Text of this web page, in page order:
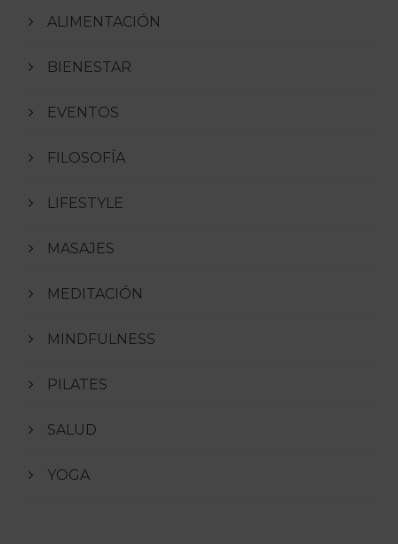
ALIMENTACIÓN
BIENESTAR
EVENTOS
FILOSOFÍA
LIFESTYLE
MASAJES
MEDITACIÓN
MINDFULNESS
PILATES
SALUD
YOGA